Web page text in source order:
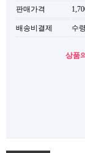
판매가격
배송비결제 수
상품